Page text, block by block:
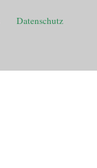
Datenschutz